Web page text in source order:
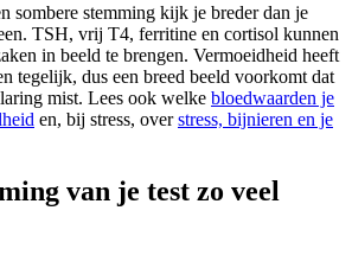
sombere stemming kijk je breder dan je
TSH, vrij T4, ferritine en cortisol kunnen
in beeld te brengen. Vermoeidheid heeft
tegelijk, dus een breed beeld voorkomt dat
mist. Lees ook welke bloedwaarden je
en, bij stress, overstress, bijnieren en je
van je test zo veel